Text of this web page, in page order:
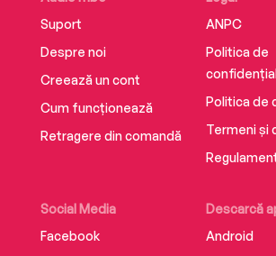
Suport
Despre noi
Creează un cont
Cum funcționează
Retragere din comandă
Social Media
Facebook
Descarcă
Android
ANPC
Politica de
Politica de
Termeni și